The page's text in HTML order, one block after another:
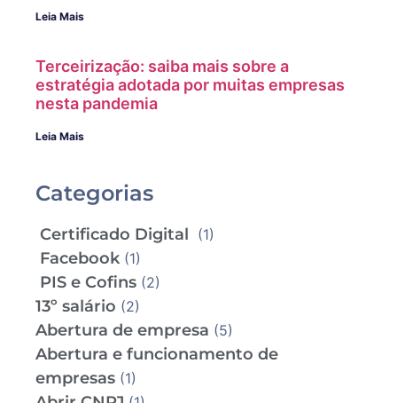
Leia Mais
Terceirização: saiba mais sobre a
estratégia adotada por muitas empresas
nesta pandemia
Leia Mais
Categorias
Certificado Digital (1)
Facebook(1)
PIS e Cofins (2)
13º salário (2)
Abertura de empresa (5)
Abertura e funcionamento de
empresas (1)